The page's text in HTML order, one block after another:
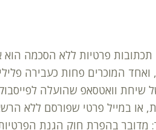
תכתובות פרטיות ללא הסכמה
המוכרים פחות כעבירה
שיחת וואטסאפ שהועלה
או במייל פרטי שפורסם ללא